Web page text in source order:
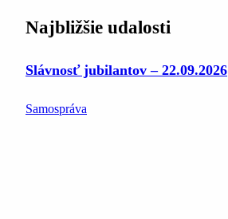
Najbližšie udalosti
Slávnosť jubilantov – 22.09.2026
Samospráva